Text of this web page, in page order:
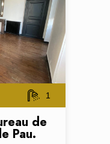
1
de
Pau.